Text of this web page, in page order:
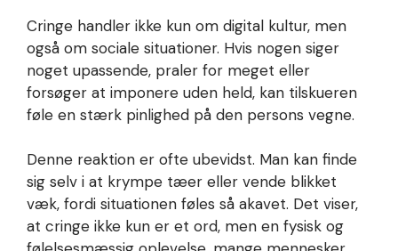
Cringe handler ikke kun om digital kultur, men
også om sociale situationer. Hvis nogen siger
noget upassende, praler for meget eller
forsøger at imponere uden held, kan tilskueren
føle en stærk pinlighed på den persons vegne.
Denne reaktion er ofte ubevidst. Man kan finde
sig selv i at krympe tæer eller vende blikket
væk, fordi situationen føles så akavet. Det viser,
at cringe ikke kun er et ord, men en fysisk og